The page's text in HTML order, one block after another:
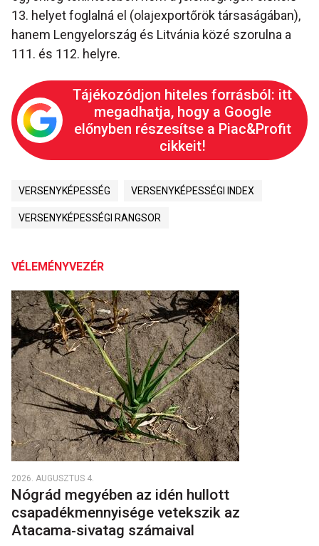
13. helyet foglalná el (olajexportőrök társaságában),
hanem Lengyelország és Litvánia közé szorulna a
111. és 112. helyre.
Tájékozódjon hiteles forrásból: itt
megadhatja, hogy a Google
előnyben részesítse a Piac&Profit
cikkeit!
VERSENYKÉPESSÉG VERSENYKÉPESSÉGI INDEX
VERSENYKÉPESSÉGI RANGSOR
VÉLEMÉNYVEZÉR
2026. AUGUSZTUS 4.
Nógrád megyében az idén hullott
csapadékmennyisége vetekszik az
Atacama‑sivatag számaival